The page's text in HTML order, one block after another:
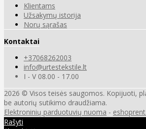
Klientams
Užsakymų istorija
Norų sąrašas
Kontaktai
+37068262003
info@urtestekstile.lt
I - V 08.00 - 17.00
2026 © Visos teisės saugomos. Kopijuoti,
be autorių sutikimo draudžiama.
Elektroninių parduotuvių nuoma -
Rašyti